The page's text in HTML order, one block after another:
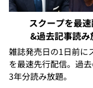
スクープを最
&過去記事読み
雑誌発売日の1日前に
を最速先行配信。過
3年分読み放題。